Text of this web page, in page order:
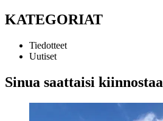
KATEGORIAT
Tiedotteet
Uutiset
Sinua saattaisi kiinnostaa